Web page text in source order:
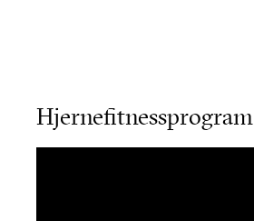
Hjernefitnessprogram